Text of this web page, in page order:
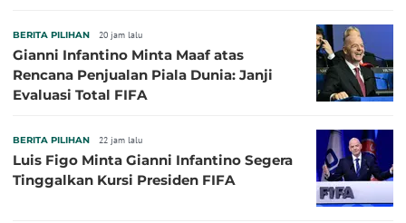
BERITA PILIHAN 20 jam lalu
Gianni Infantino Minta Maaf atas
Rencana Penjualan Piala Dunia: Janji
Evaluasi Total FIFA
BERITA PILIHAN 22 jam lalu
Luis Figo Minta Gianni Infantino Segera
Tinggalkan Kursi Presiden FIFA